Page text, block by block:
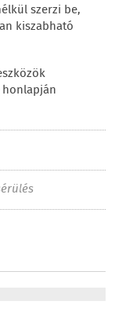
szerzi be,
kiszabható